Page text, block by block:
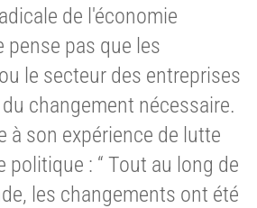
de l'économie
pense pas que les
le secteur des entreprises
changement nécessaire.
à son expérience de lutte
politique : “ Tout au long de
les changements ont été